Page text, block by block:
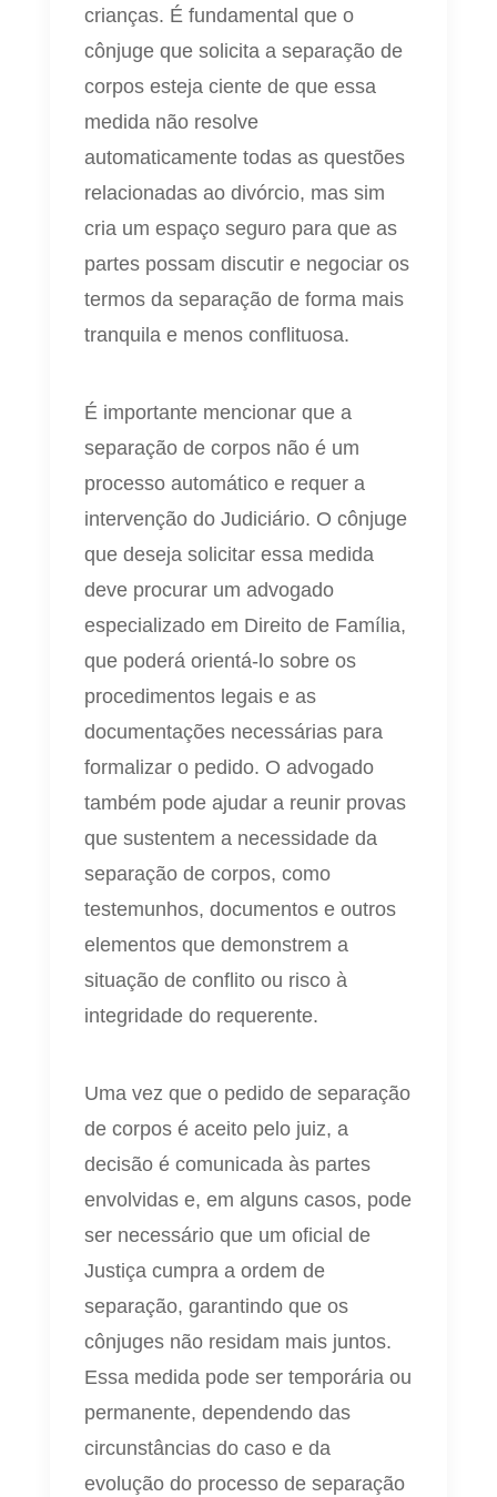
crianças. É fundamental que o
cônjuge que solicita a separação de
corpos esteja ciente de que essa
medida não resolve
automaticamente todas as questões
relacionadas ao divórcio, mas sim
cria um espaço seguro para que as
partes possam discutir e negociar os
termos da separação de forma mais
tranquila e menos conflituosa.
É importante mencionar que a
separação de corpos não é um
processo automático e requer a
intervenção do Judiciário. O cônjuge
que deseja solicitar essa medida
deve procurar um advogado
especializado em Direito de Família,
que poderá orientá-lo sobre os
procedimentos legais e as
documentações necessárias para
formalizar o pedido. O advogado
também pode ajudar a reunir provas
que sustentem a necessidade da
separação de corpos, como
testemunhos, documentos e outros
elementos que demonstrem a
situação de conflito ou risco à
integridade do requerente.
Uma vez que o pedido de separação
de corpos é aceito pelo juiz, a
decisão é comunicada às partes
envolvidas e, em alguns casos, pode
ser necessário que um oficial de
Justiça cumpra a ordem de
separação, garantindo que os
cônjuges não residam mais juntos.
Essa medida pode ser temporária ou
permanente, dependendo das
circunstâncias do caso e da
evolução do processo de separação